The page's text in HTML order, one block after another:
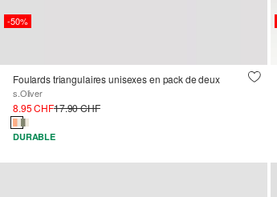
-50%
Foulards triangulaires unisexes en pack de deux
s.Oliver
8.95 CHF17.90 CHF
DURABLE